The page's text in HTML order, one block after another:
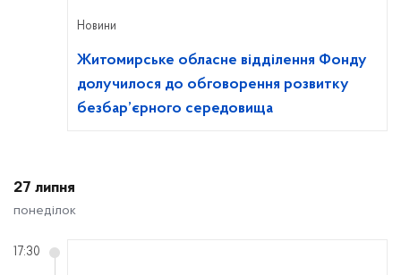
Новини
Житомирське обласне відділення Фонду
долучилося до обговорення розвитку
безбар’єрного середовища
27 липня
понеділок
17:30